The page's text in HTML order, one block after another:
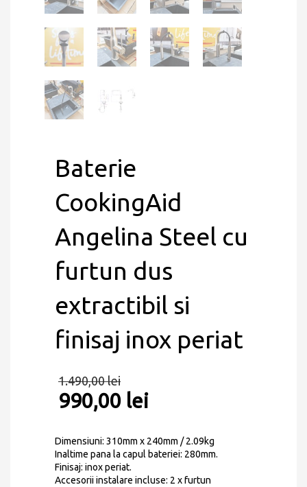
Baterie
CookingAid
Angelina Steel cu
furtun dus
extractibil si
finisaj inox periat
1.490,00lei
990,00 lei
Dimensiuni: 310mm x 240mm / 2.09kg
Inaltime pana la capul bateriei: 280mm.
Finisaj: inox periat.
Accesorii instalare incluse: 2 x furtun